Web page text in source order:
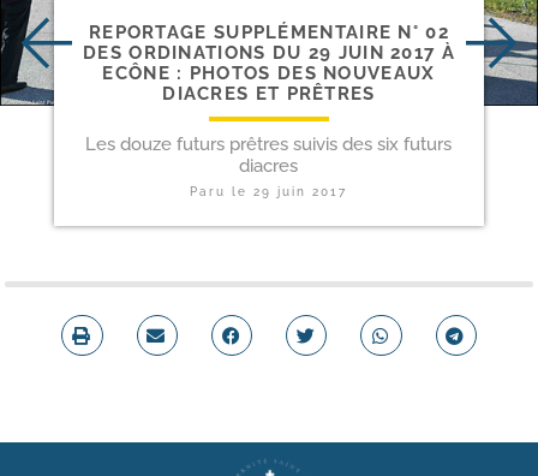
REPORTAGE SUPPLÉMENTAIRE N° 02
DES ORDINATIONS DU 29 JUIN 2017 À
ECÔNE : PHOTOS DES NOUVEAUX
DIACRES ET PRÊTRES
Les douze futurs prêtres suivis des six futurs
diacres
Paru le29 juin 2017